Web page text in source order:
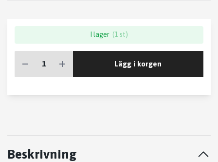
I lager (1 st)
Lägg i korgen
Beskrivning